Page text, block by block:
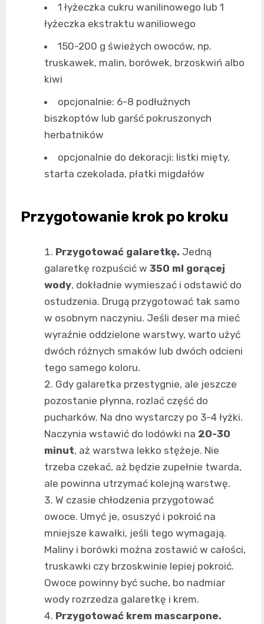
1 łyżeczka cukru wanilinowego lub 1
łyżeczka ekstraktu waniliowego
150-200 g świeżych owoców, np.
truskawek, malin, borówek, brzoskwiń albo
kiwi
opcjonalnie: 6-8 podłużnych
biszkoptów lub garść pokruszonych
herbatników
opcjonalnie do dekoracji: listki mięty,
starta czekolada, płatki migdałów
Przygotowanie krok po kroku
Przygotować galaretkę. Jedną
galaretkę rozpuścić w 350 ml gorącej
wody, dokładnie wymieszać i odstawić do
ostudzenia. Drugą przygotować tak samo
w osobnym naczyniu. Jeśli deser ma mieć
wyraźnie oddzielone warstwy, warto użyć
dwóch różnych smaków lub dwóch odcieni
tego samego koloru.
Gdy galaretka przestygnie, ale jeszcze
pozostanie płynna, rozlać część do
pucharków. Na dno wystarczy po 3-4 łyżki.
Naczynia wstawić do lodówki na 20-30
minut, aż warstwa lekko stężeje. Nie
trzeba czekać, aż będzie zupełnie twarda,
ale powinna utrzymać kolejną warstwę.
W czasie chłodzenia przygotować
owoce. Umyć je, osuszyć i pokroić na
mniejsze kawałki, jeśli tego wymagają.
Maliny i borówki można zostawić w całości,
truskawki czy brzoskwinie lepiej pokroić.
Owoce powinny być suche, bo nadmiar
wody rozrzedza galaretkę i krem.
Przygotować krem mascarpone.